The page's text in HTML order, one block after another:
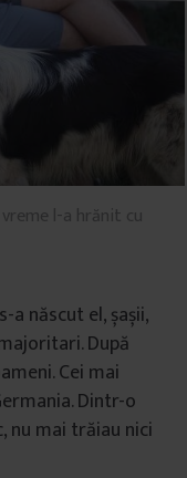
l-a hrănit cu
a născut el, șașii,
După
Cei mai
Dintr-o
nu mai trăiau nici